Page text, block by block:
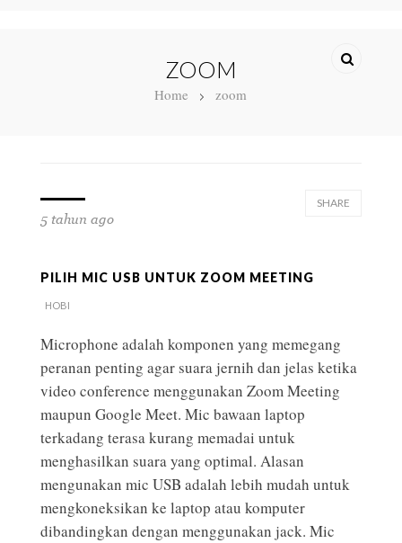
ZOOM
Home zoom
5 tahun ago
SHARE
PILIH MIC USB UNTUK ZOOM MEETING
HOBI
Microphone adalah komponen yang memegang
peranan penting agar suara jernih dan jelas ketika
video conference menggunakan Zoom Meeting
maupun Google Meet. Mic bawaan laptop
terkadang terasa kurang memadai untuk
menghasilkan suara yang optimal. Alasan
mengunakan mic USB adalah lebih mudah untuk
mengkoneksikan ke laptop atau komputer
dibandingkan dengan menggunakan jack. Mic